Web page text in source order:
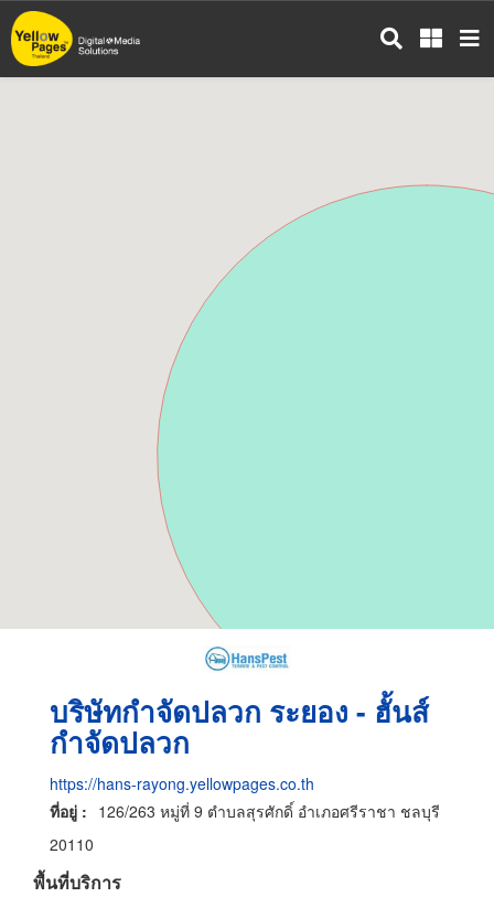
ข้าม
ไป
บริษัทกำจัดปลวก ระยอง - ฮั้นส์
กำจัดปลวก
https://hans-rayong.yellowpages.co.th
ที่อยู่ : 126/263 หมู่ที่ 9 ตำบลสุรศักดิ์ อำเภอศรีราชา ชลบุรี
20110
พื้นที่บริการ